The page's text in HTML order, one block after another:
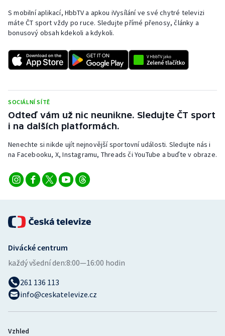
Rychlostní kanoistika
Short track
Stolní tenis
Triatlon
Veslování
Vodní slalom
Ostatní
S mobilní aplikací, HbbTV a apkou iVysílání ve své chytré televizi
máte ČT sport vždy po ruce. Sledujte přímé přenosy, články a
bonusový obsah kdekoli a kdykoli.
SOCIÁLNÍ SÍTĚ
Odteď vám už nic neunikne. Sledujte ČT sport
i na dalších platformách.
Nenechte si nikde ujít nejnovější sportovní události. Sledujte nás i
na Facebooku, X, Instagramu, Threads či YouTube a buďte v obraze.
Divácké centrum
každý všední den:8:00—16:00 hodin
261 136 113
info@ceskatelevize.cz
Vzhled